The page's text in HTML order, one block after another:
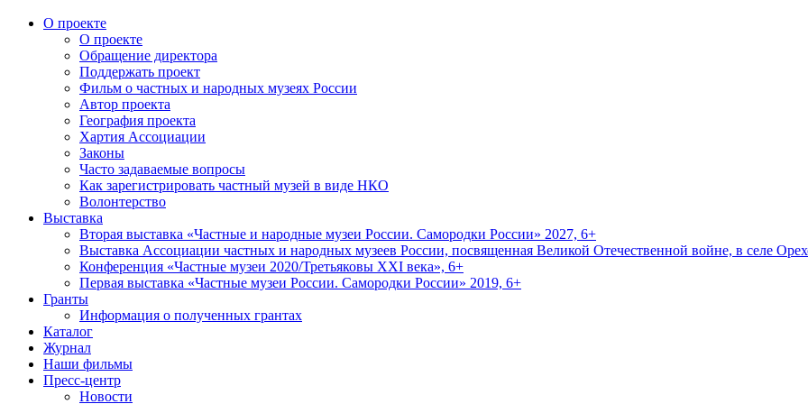
О проекте
О проекте
Обращение директора
Поддержать проект
Фильм о частных и народных музеях России
Автор проекта
География проекта
Хартия Ассоциации
Законы
Часто задаваемые вопросы
Как зарегистрировать частный музей в виде НКО
Волонтерство
Выставка
Вторая выставка «Частные и народные музеи России. Самородки России» 2027, 6+
Выставка Ассоциации частных и народных музеев России, посвященная Великой Отечественной войне, в селе
Конференция «Частные музеи 2020/Третьяковы XXI века», 6+
Первая выставка «Частные музеи России. Самородки России» 2019, 6+
Гранты
Информация о полученных грантах
Каталог
Журнал
Наши фильмы
Пресс-центр
Новости